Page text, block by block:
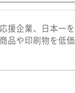
援企業、日本一を
品や印刷物を低価